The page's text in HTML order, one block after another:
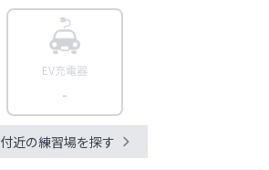
EV充電器
-
付近の練習場を探す